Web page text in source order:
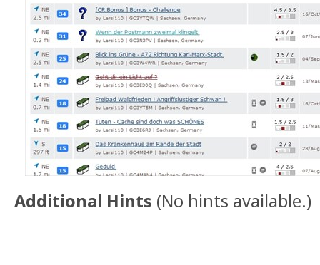
Additional Hints (No hints available.)